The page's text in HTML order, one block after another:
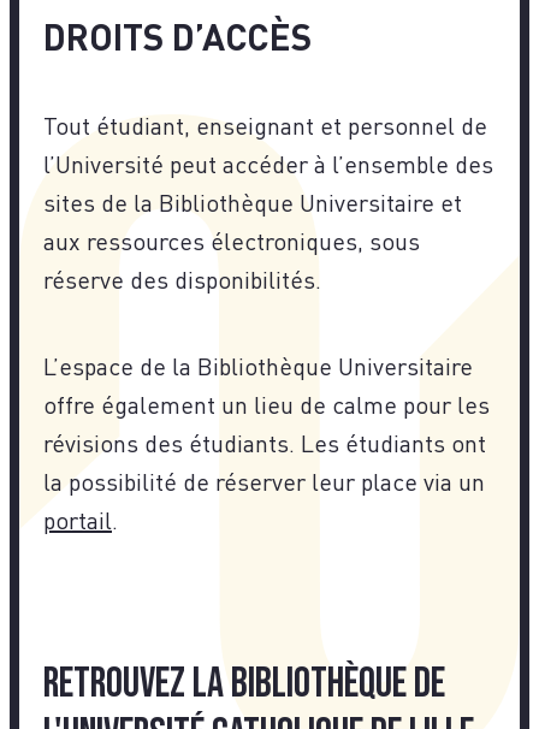
DROITS D’ACCÈS
Tout étudiant, enseignant et personnel de
l’Université peut accéder à l’ensemble des
sites de la Bibliothèque Universitaire et
aux ressources électroniques, sous
réserve des disponibilités.
L’espace de la Bibliothèque Universitaire
offre également un lieu de calme pour les
révisions des étudiants. Les étudiants ont
la possibilité de réserver leur place via un
portail.
Retrouvez la bibliothèque de